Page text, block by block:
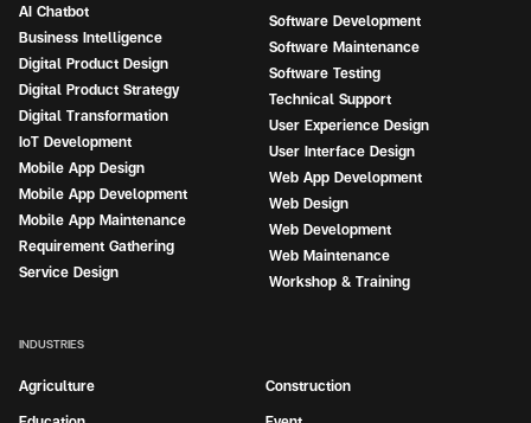
AI Chatbot
Business Intelligence
Digital Product Design
Digital Product Strategy
Digital Transformation
IoT Development
Mobile App Design
Mobile App Development
Mobile App Maintenance
Requirement Gathering
Service Design
Software Development
Software Maintenance
Software Testing
Technical Support
User Experience Design
User Interface Design
Web App Development
Web Design
Web Development
Web Maintenance
Workshop & Training
INDUSTRIES
Agriculture
Construction